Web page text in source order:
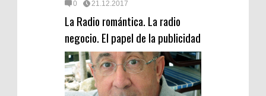
0 21.12.2017
La Radio romántica. La radio
negocio. El papel de la publicidad